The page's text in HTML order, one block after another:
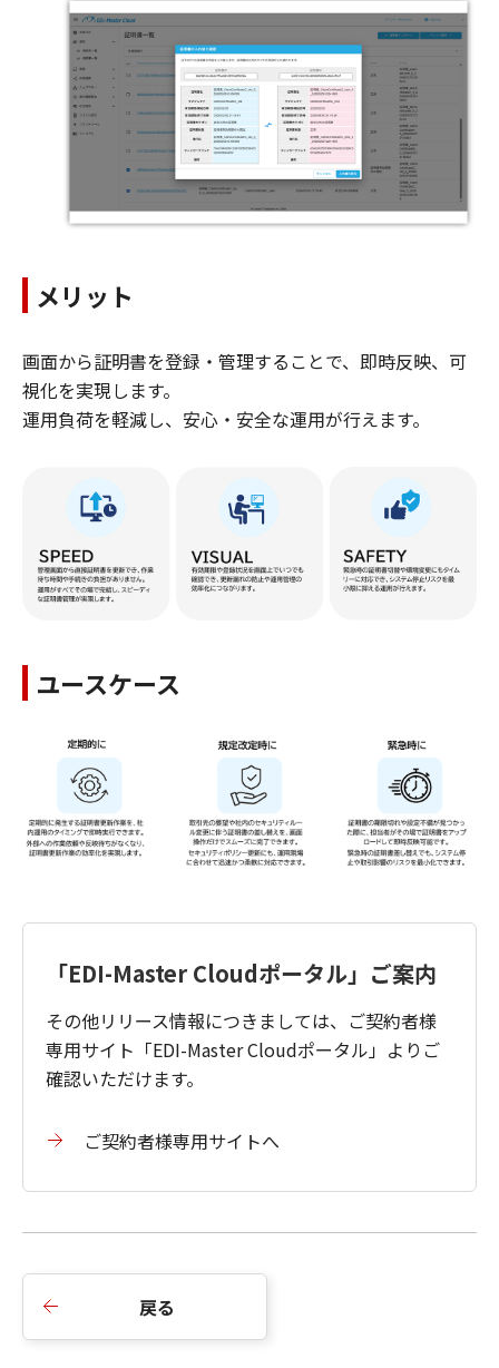
メリット
画面から証明書を登録・管理することで、即時反映、可
視化を実現します。
運用負荷を軽減し、安心・安全な運用が行えます。
ユースケース
「EDI-Master Cloudポータル」ご案内
その他リリース情報につきましては、ご契約者様
専用サイト「EDI-Master Cloudポータル」よりご
確認いただけます。
ご契約者様専用サイトへ
戻る